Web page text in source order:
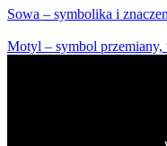
Sowa – symbolika i
Motyl – symbol